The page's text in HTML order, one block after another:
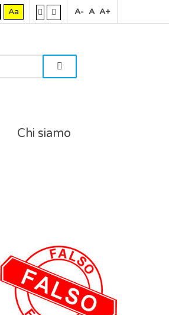
Aa A- A A+
Chi siamo